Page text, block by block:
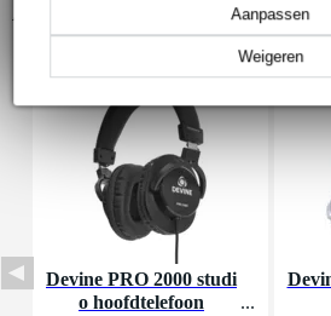
Weigeren
Aanpassen
Devine PRO 2000 studi
o hoofdtelefoon